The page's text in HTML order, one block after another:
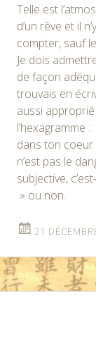
Telle est
d’un rêve et il
compter, sauf
Je dois
de façon
trouvais en
aussi
l’hexagramme
dans ton coeur
n’est pas le
subjective,
» ou non.
21